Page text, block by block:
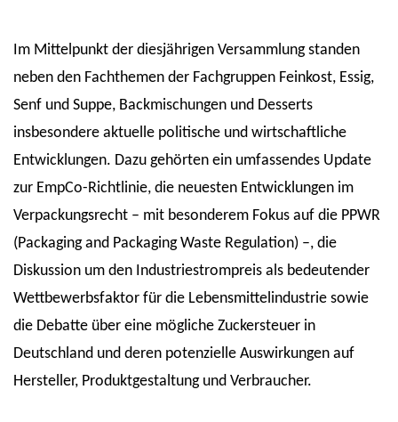
Im Mittelpunkt der diesjährigen Versammlung standen
neben den Fachthemen der Fachgruppen Feinkost, Essig,
Senf und Suppe, Backmischungen und Desserts
insbesondere aktuelle politische und wirtschaftliche
Entwicklungen. Dazu gehörten ein umfassendes Update
zur EmpCo-Richtlinie, die neuesten Entwicklungen im
Verpackungsrecht – mit besonderem Fokus auf die PPWR
(Packaging and Packaging Waste Regulation) –, die
Diskussion um den Industriestrompreis als bedeutender
Wettbewerbsfaktor für die Lebensmittelindustrie sowie
die Debatte über eine mögliche Zuckersteuer in
Deutschland und deren potenzielle Auswirkungen auf
Hersteller, Produktgestaltung und Verbraucher.